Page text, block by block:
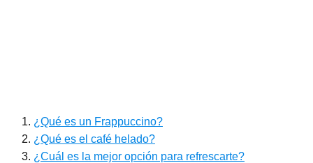
¿Qué es un Frappuccino?
¿Qué es el café helado?
¿Cuál es la mejor opción para refrescarte?